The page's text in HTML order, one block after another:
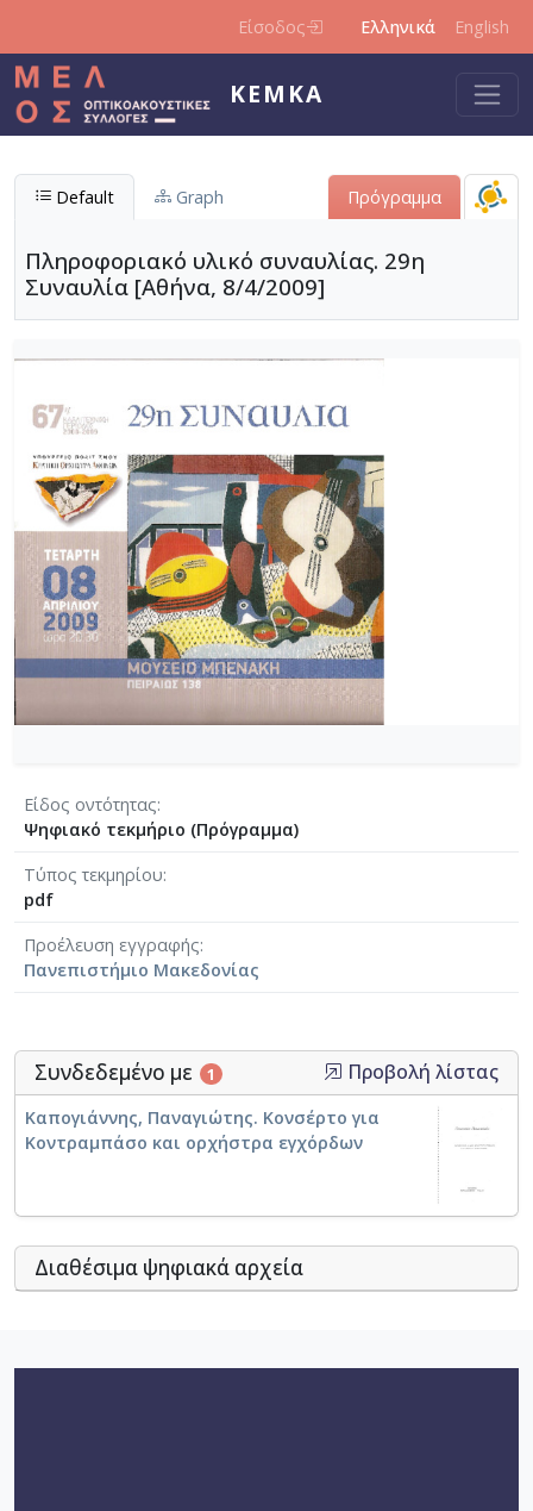
Είσοδος Ελληνικά English
ΚΕΜΚΑ
Default Graph Πρόγραμμα
Πληροφοριακό υλικό συναυλίας. 29η
Συναυλία [Αθήνα, 8/4/2009]
Είδος οντότητας
Ψηφιακό τεκμήριο (Πρόγραμμα)
Τύπος τεκμηρίου
pdf
Προέλευση εγγραφής
Πανεπιστήμιο Μακεδονίας
Συνδεδεμένο με 1 Προβολή λίστας
Καπογιάννης, Παναγιώτης. Κονσέρτο για
Κοντραμπάσο και ορχήστρα εγχόρδων
Διαθέσιμα ψηφιακά αρχεία